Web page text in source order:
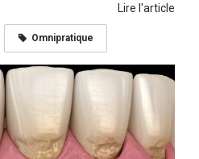
Lire l'article
Omnipratique